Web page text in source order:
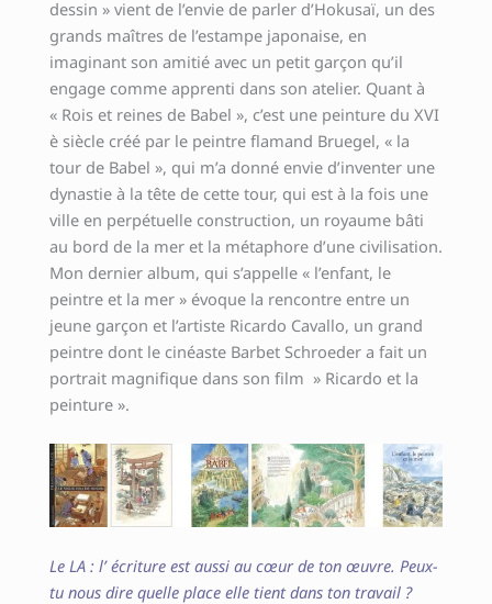
dessin » vient de l’envie de parler d’Hokusaï, un des
grands maîtres de l’estampe japonaise, en
imaginant son amitié avec un petit garçon qu’il
engage comme apprenti dans son atelier. Quant à
« Rois et reines de Babel », c’est une peinture du XVI
è siècle créé par le peintre flamand Bruegel, « la
tour de Babel », qui m’a donné envie d’inventer une
dynastie à la tête de cette tour, qui est à la fois une
ville en perpétuelle construction, un royaume bâti
au bord de la mer et la métaphore d’une civilisation.
Mon dernier album, qui s’appelle « l’enfant, le
peintre et la mer » évoque la rencontre entre un
jeune garçon et l’artiste Ricardo Cavallo, un grand
peintre dont le cinéaste Barbet Schroeder a fait un
portrait magnifique dans son film » Ricardo et la
peinture ».
Le LA : l’ écriture est aussi au cœur de ton œuvre. Peux-
tu nous dire quelle place elle tient dans ton travail ?